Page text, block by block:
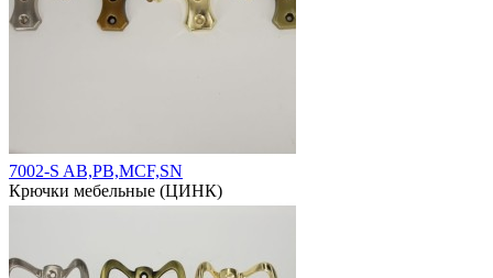
7002-S AB,PВ,MCF,SN
Крючки мебельные (ЦИНК)